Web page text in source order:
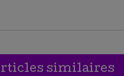
similaires